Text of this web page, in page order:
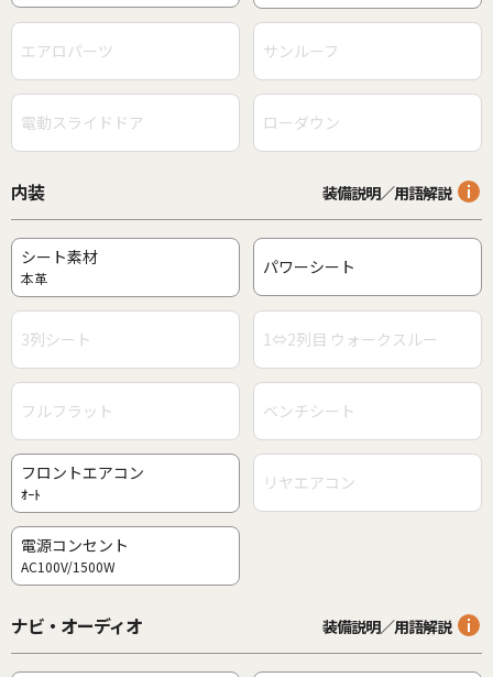
エアロパーツ サンルーフ
電動スライドドア ローダウン
内装 装備説明／用語解説
シート素材
本革 パワーシート
3列シート 1⇔2列目 ウォークスルー
フルフラット ベンチシート
フロントエアコン
ｵｰﾄ リヤエアコン
電源コンセント
AC100V/1500W
ナビ・オーディオ 装備説明／用語解説